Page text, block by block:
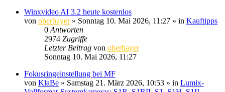
Winxvideo AI 3.2 heute kostenlos
von oberbayer» Sonntag 10. Mai 2026, 11:27 » in Kauftipps
0 Antworten
2974 Zugriffe
Letzter Beitrag von oberbayer
Sonntag 10. Mai 2026, 11:27
Fokusringeinstellung bei MF
von KlaBe » Samstag 21. März 2026, 10:53 » in Lumix-